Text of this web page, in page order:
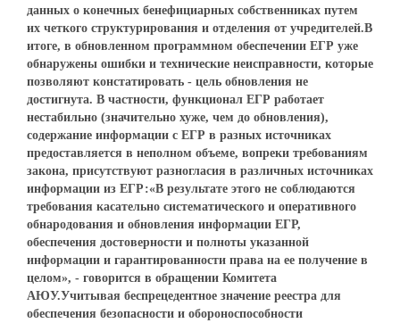
данных о конечных бенефициарных собственниках путем
их четкого структурирования и отделения от учредителей.В
итоге, в обновленном программном обеспечении ЕГР уже
обнаружены ошибки и технические неисправности, которые
позволяют констатировать - цель обновления не
достигнута. В частности, функционал ЕГР работает
нестабильно (значительно хуже, чем до обновления),
содержание информации с ЕГР в разных источниках
предоставляется в неполном объеме, вопреки требованиям
закона, присутствуют разногласия в различных источниках
информации из ЕГР:«В результате этого не соблюдаются
требования касательно систематического и оперативного
обнародования и обновления информации ЕГР,
обеспечения достоверности и полноты указанной
информации и гарантированности права на ее получение в
целом», - говорится в обращении Комитета
АЮУ.Учитывая беспрецедентное значение реестра для
обеспечения безопасности и обороноспособности